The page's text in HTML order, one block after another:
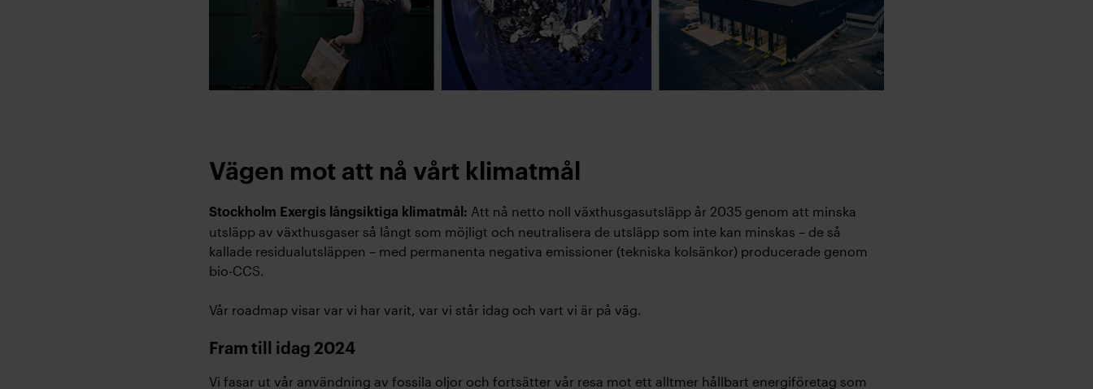
Vägen mot att nå vårt klimatmål
Stockholm Exergis långsiktiga klimatmål: Att nå netto noll växthusgasutsläpp år 2035 genom att minska
utsläpp av växthusgaser så långt som möjligt och neutralisera de utsläpp som inte kan minskas – de så
kallade residualutsläppen – med permanenta negativa emissioner (tekniska kolsänkor) producerade genom
bio-CCS.
Vår roadmap visar var vi har varit, var vi står idag och vart vi är på väg.
Fram till idag 2024
Vi fasar ut vår användning av fossila oljor och fortsätter vår resa mot ett alltmer hållbart energiföretag som